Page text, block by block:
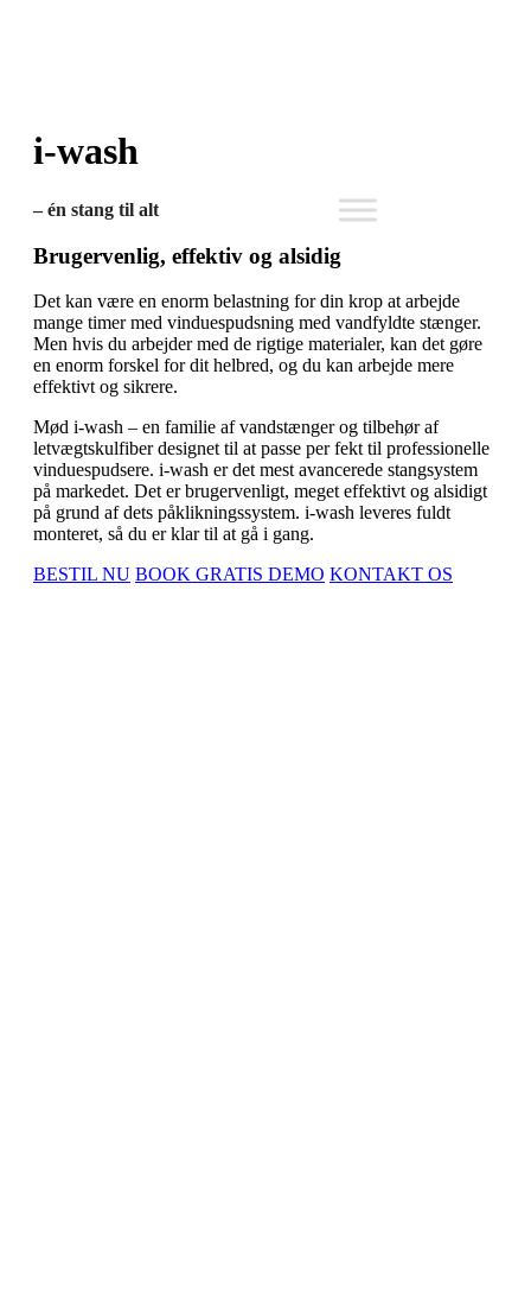
i-wash
– én stang til alt
Brugervenlig, effektiv og alsidig
Det kan være en enorm belastning for din krop at arbejde
mange timer med vinduespudsning med vandfyldte stænger.
Men hvis du arbejder med de rigtige materialer, kan det gøre
en enorm forskel for dit helbred, og du kan arbejde mere
effektivt og sikrere.
Mød i-wash – en familie af vandstænger og tilbehør af
letvægtskulfiber designet til at passe per fekt til professionelle
vinduespudsere. i-wash er det mest avancerede stangsystem
på markedet. Det er brugervenligt, meget effektivt og alsidigt
på grund af dets påklikningssystem. i-wash leveres fuldt
monteret, så du er klar til at gå i gang.
BESTIL NU BOOK GRATIS DEMO KONTAKT OS